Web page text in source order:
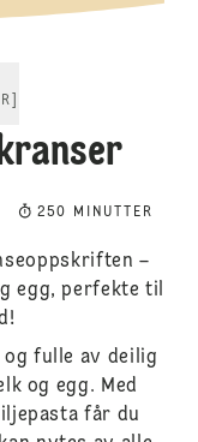
5.0. Click to rate.
250 MINUTTER
–
egg, perfekte til
fulle av deilig
og egg. Med
får du